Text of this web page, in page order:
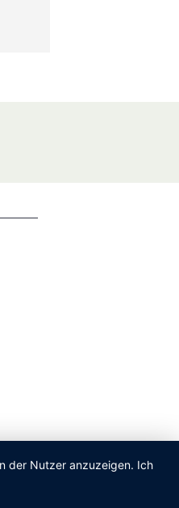
der Nutzer anzuzeigen. Ich